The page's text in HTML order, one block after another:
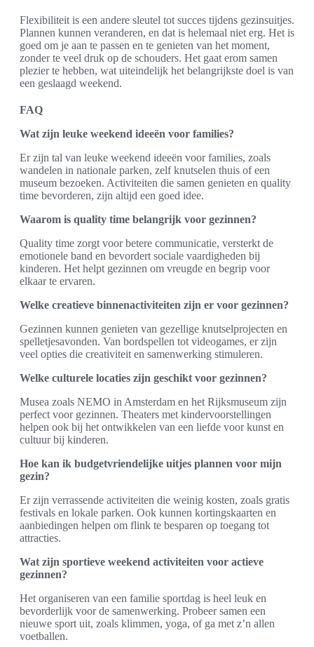
Flexibiliteit is een andere sleutel tot succes tijdens gezinsuitjes.
Plannen kunnen veranderen, en dat is helemaal niet erg. Het is
goed om je aan te passen en te genieten van het moment,
zonder te veel druk op de schouders. Het gaat erom samen
plezier te hebben, wat uiteindelijk het belangrijkste doel is van
een geslaagd weekend.
FAQ
Wat zijn leuke weekend ideeën voor families?
Er zijn tal van leuke weekend ideeën voor families, zoals
wandelen in nationale parken, zelf knutselen thuis of een
museum bezoeken. Activiteiten die samen genieten en quality
time bevorderen, zijn altijd een goed idee.
Waarom is quality time belangrijk voor gezinnen?
Quality time zorgt voor betere communicatie, versterkt de
emotionele band en bevordert sociale vaardigheden bij
kinderen. Het helpt gezinnen om vreugde en begrip voor
elkaar te ervaren.
Welke creatieve binnenactiviteiten zijn er voor gezinnen?
Gezinnen kunnen genieten van gezellige knutselprojecten en
spelletjesavonden. Van bordspellen tot videogames, er zijn
veel opties die creativiteit en samenwerking stimuleren.
Welke culturele locaties zijn geschikt voor gezinnen?
Musea zoals NEMO in Amsterdam en het Rijksmuseum zijn
perfect voor gezinnen. Theaters met kindervoorstellingen
helpen ook bij het ontwikkelen van een liefde voor kunst en
cultuur bij kinderen.
Hoe kan ik budgetvriendelijke uitjes plannen voor mijn
gezin?
Er zijn verrassende activiteiten die weinig kosten, zoals gratis
festivals en lokale parken. Ook kunnen kortingskaarten en
aanbiedingen helpen om flink te besparen op toegang tot
attracties.
Wat zijn sportieve weekend activiteiten voor actieve
gezinnen?
Het organiseren van een familie sportdag is heel leuk en
bevorderlijk voor de samenwerking. Probeer samen een
nieuwe sport uit, zoals klimmen, yoga, of ga met z’n allen
voetballen.